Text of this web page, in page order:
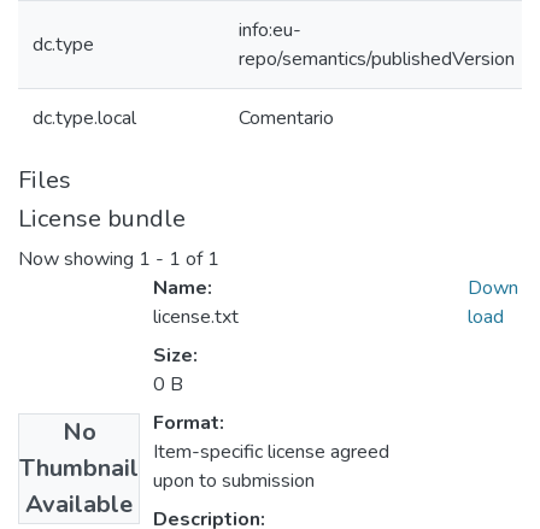
dc.type
info:eu-
repo/semantics/publishedVersion
dc.type.local Comentario
Files
License bundle
Now showing 1 - 1 of 1
No
Thumbnail
Available
Name:
license.txt
Size:
0 B
Format:
Item-specific license agreed
upon to submission
Description:
Down
load